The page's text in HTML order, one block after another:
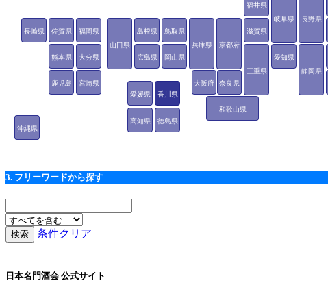
福井県
長野県
岐阜県
静岡県
愛知県
三重県
滋賀県
京都府
大阪府
兵庫県
奈良県
和歌山県
鳥取県
島根県
岡山県
広島県
山口県
徳島県
香川県
愛媛県
高知県
福岡県
佐賀県
長崎県
熊本県 大分県
宮崎県
鹿児島
沖縄県
3. フリーワードから探す
条件クリア
日本名門酒会 公式サイト